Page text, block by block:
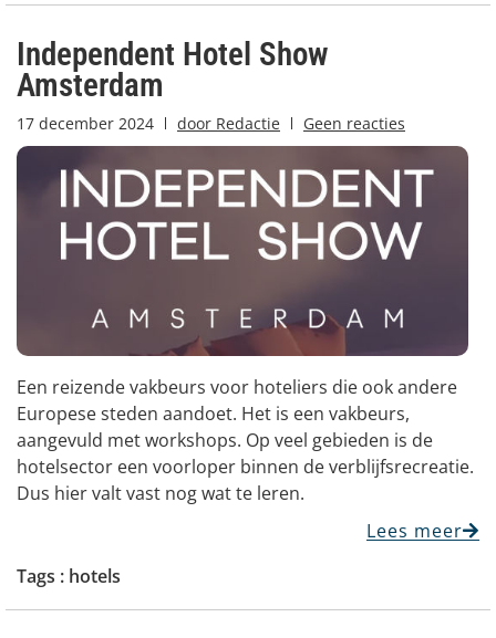
Independent Hotel Show
Amsterdam
17 december 2024 door Redactie Geen reacties
Een reizende vakbeurs voor hoteliers die ook andere
Europese steden aandoet. Het is een vakbeurs,
aangevuld met workshops. Op veel gebieden is de
hotelsector een voorloper binnen de verblijfsrecreatie.
Dus hier valt vast nog wat te leren.
Lees meer
Tags : hotels